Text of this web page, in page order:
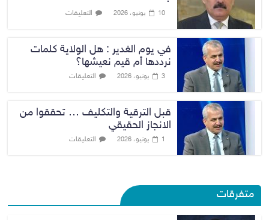
10 يونيو، 2026 التعليقات
في يوم الغدير : هل الولاية كلمات
نرددها أم قيم نعيشها؟
3 يونيو، 2026 التعليقات
قبل الترقية والتكليف … تحققوا من
الانجاز الحقيقي
1 يونيو، 2026 التعليقات
متفرقات